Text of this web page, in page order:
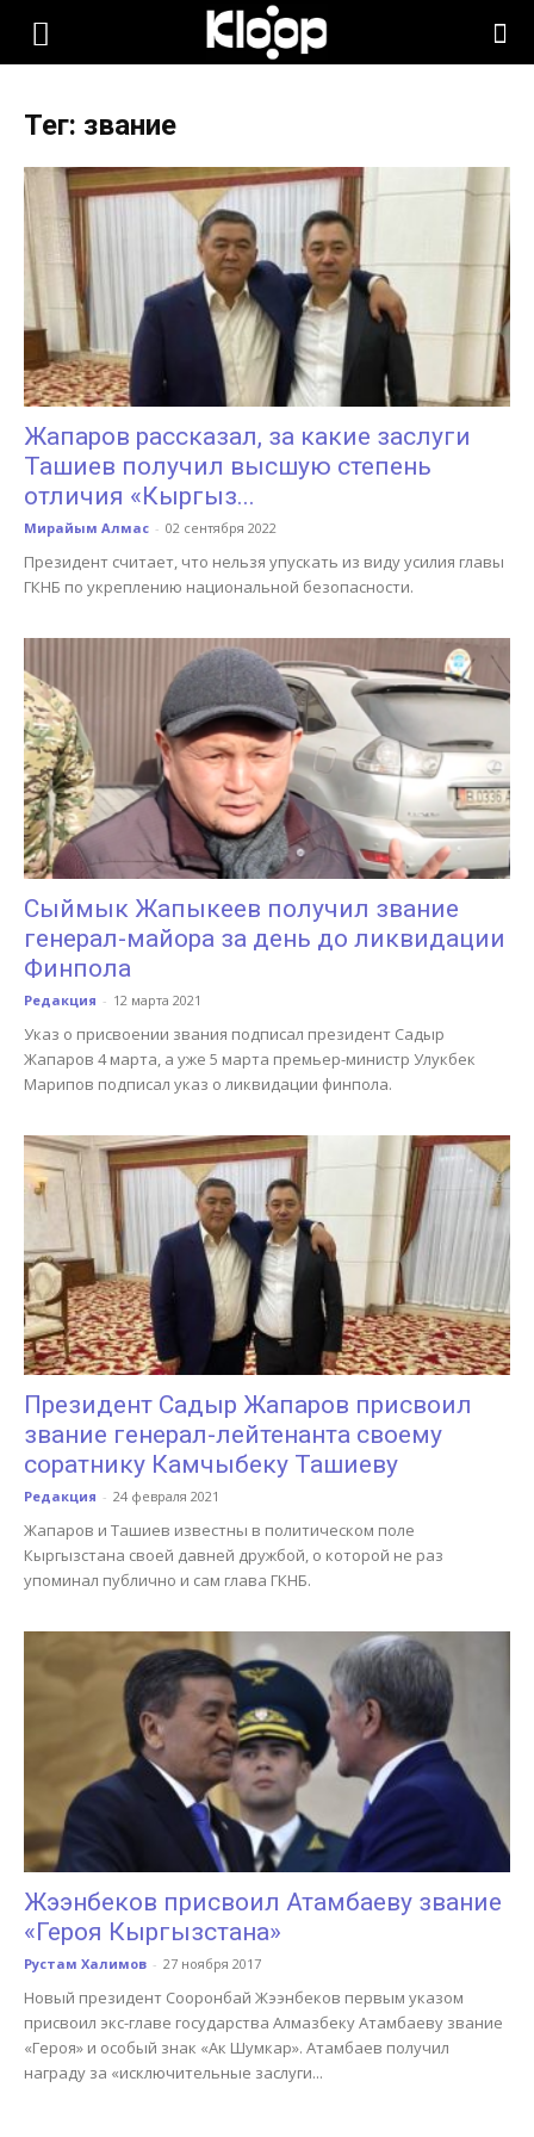
KLOOP.KG
Новости
Кыргызстана
Тег: звание
Жапаров рассказал, за какие заслуги
Ташиев получил высшую степень
отличия «Кыргыз...
Мирайым Алмас - 02 сентября 2022
Президент считает, что нельзя упускать из виду усилия главы
ГКНБ по укреплению национальной безопасности.
Сыймык Жапыкеев получил звание
генерал-майора за день до ликвидации
Финпола
Редакция - 12 марта 2021
Указ о присвоении звания подписал президент Садыр
Жапаров 4 марта, а уже 5 марта премьер-министр Улукбек
Марипов подписал указ о ликвидации финпола.
Президент Садыр Жапаров присвоил
звание генерал-лейтенанта своему
соратнику Камчыбеку Ташиеву
Редакция - 24 февраля 2021
Жапаров и Ташиев известны в политическом поле
Кыргызстана своей давней дружбой, о которой не раз
упоминал публично и сам глава ГКНБ.
Жээнбеков присвоил Атамбаеву звание
«Героя Кыргызстана»
Рустам Халимов - 27 ноября 2017
Новый президент Сооронбай Жээнбеков первым указом
присвоил экс-главе государства Алмазбеку Атамбаеву звание
«Героя» и особый знак «Ак Шумкар». Атамбаев получил
награду за «исключительные заслуги...